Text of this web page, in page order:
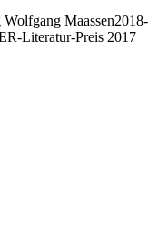
Wolfgang Maassen2018-
Literatur-Preis 2017